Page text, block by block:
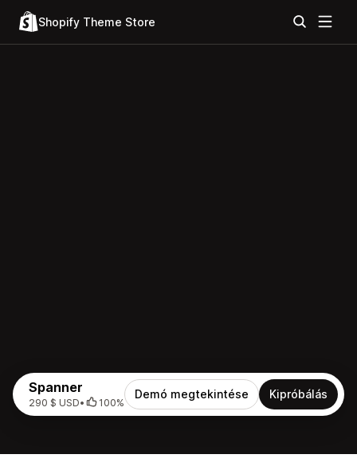
Shopify Theme Store
Spanner
290 $ USD• 100%
Demó megtekintése Kipróbálás